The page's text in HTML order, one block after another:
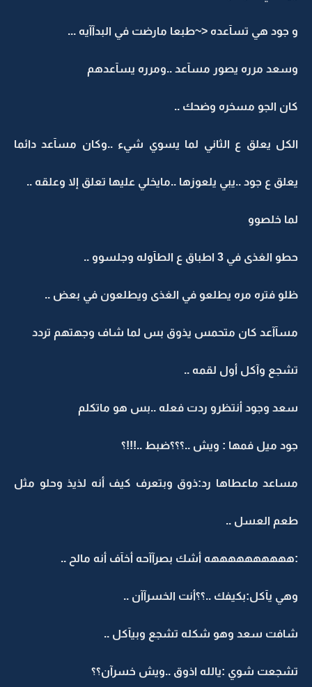
و جود هي تسآعده <~طبعا مارضت في البدآآيه ...
وسعد مرره يصور مسآعد ..ومرره يسآعدهم
كان الجو مسخره وضحك ..
الكل يعلق ع الثاني لما يسوي شيء ..وكان مسآعد دائما
يعلق ع جود ..يبي يلعوزها ..مايخلي عليها تعلق إلا وعلقه ..
لما خلصوو
حطو الغذى في 3 اطباق ع الطآوله وجلسوو ..
ظلو فتره مره يطلعو في الغذى ويطلعون في بعض ..
مسآآعد كان متحمس يذوق بس لما شاف وجهتهم تردد
تشجع وآكل أول لقمه ..
سعد وجود أنتظرو ردت فعله ..بس هو ماتكلم
جود ميل فمها : ويش ..؟؟؟ضبط ..!!!؟
مساعد ماعطاها رد:ذوق وبتعرف كيف أنه لذيذ وحلو مثل
طعم العسل ..
:ههههههههههه أشك بصرآآحه أخآف أنه مالح ..
وهي يآكل:بكيفك ..؟؟أنت الخسرآآن ..
شافت سعد وهو شكله تشجع وبيآكل ..
تشجعت شوي :يالله اذوق ..ويش خسرآن؟؟